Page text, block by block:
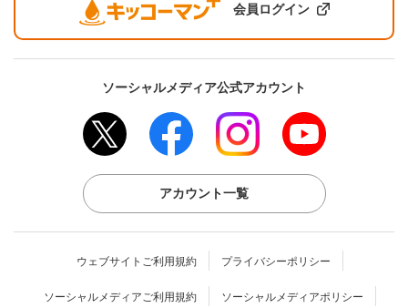
会員ログイン
ソーシャルメディア公式アカウント
アカウント一覧
ウェブサイトご利用規約 プライバシーポリシー
ソーシャルメディアご利用規約 ソーシャルメディアポリシー